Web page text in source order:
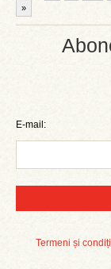
E-mail:
Termeni și
»